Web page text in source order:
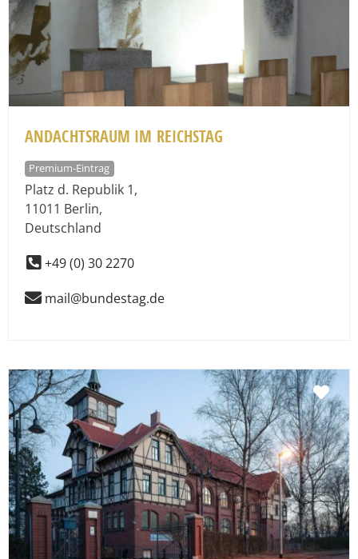
ANDACHTSRAUM IM REICHSTAG
Premium-Eintrag
Platz d. Republik 1,
11011 Berlin,
Deutschland
+49 (0) 30 2270
mail@bundestag.de